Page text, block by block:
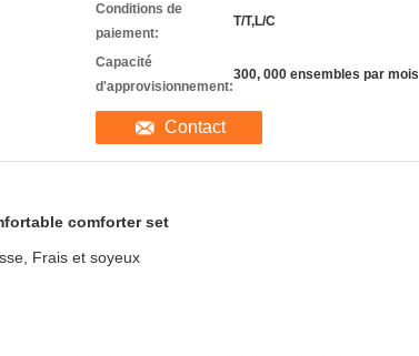
Conditions de
paiement:
T/T,L/C
Capacité
d'approvisionnement:
300, 000 ensembles par mois
Contact
comforter set
Frais et soyeux